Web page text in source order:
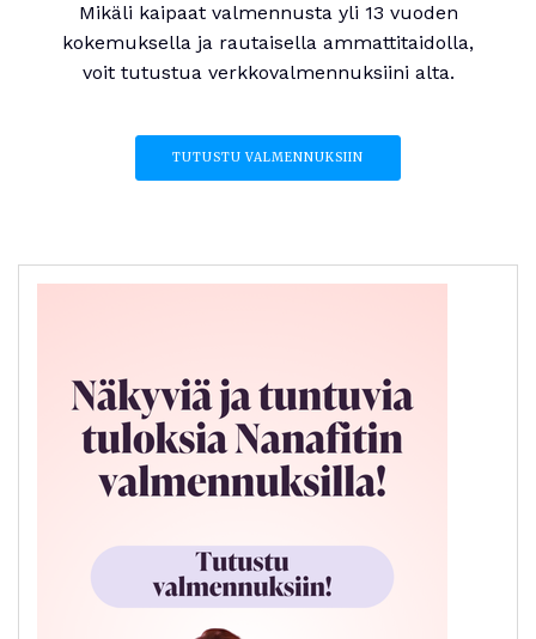
Mikäli kaipaat valmennusta yli 13 vuoden
kokemuksella ja rautaisella ammattitaidolla,
voit tutustua verkkovalmennuksiini alta.
TUTUSTU VALMENNUKSIIN